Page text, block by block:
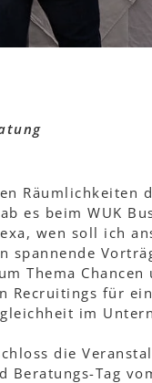
Räumlichkeiten
es beim WUK
wen soll ich
spannende
Thema Chancen
Recruitings für
im
die
Beratungs-Tag